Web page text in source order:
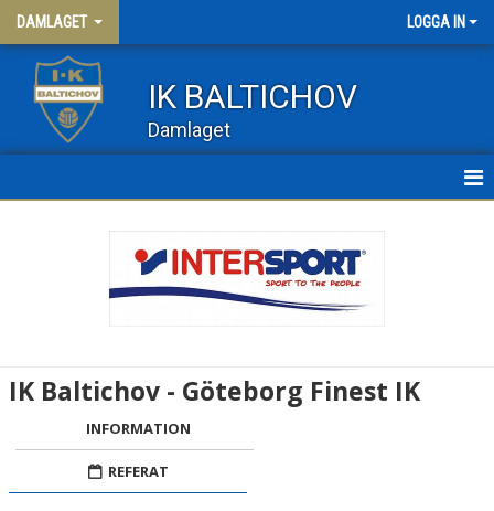
DAMLAGET LOGGA IN
IK BALTICHOV
Damlaget
IK Baltichov - Göteborg Finest IK
INFORMATION
REFERAT